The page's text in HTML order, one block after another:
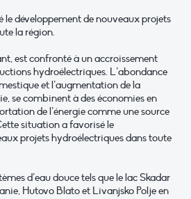
développement de nouveaux projets
la région.
est confronté à un accroissement
hydroélectriques. L’abondance
et l’augmentation de la
se combinent à des économies en
de l’énergie comme une source
situation a favorisé le
projets hydroélectriques dans toute
d’eau douce tels que le lac Skadar
Hutovo Blato et Livanjsko Polje en